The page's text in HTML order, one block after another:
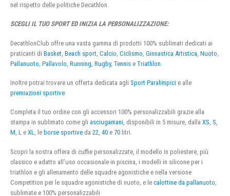
nel rispetto delle politiche Decathlon.
SCEGLI IL TUO SPORT ED INIZIA LA PERSONALIZZAZIONE:
DecathlonClub offre una vasta gamma di prodotti 100% sublimati dedicati ai
praticanti di Basket Beach sport Calcio Ciclismo Ginnastica Artistica Nuoto
Pallanuoto Pallavolo Running Rugby, Tennis e Triathlon
Inoltre potrai trovare un offerta dedicata agli Sport Paralimpici e alle
premiazioni sportive
Completa il tuo ordine con gli accessori 100% personalizzabili grazie alla
stampa in sublimato come gli asciugamani, disponibili in 5 misure, dalla XS, S,
M, L e XL, le borse sportive da 22, 40 e 70 litri.
Scopri la nostra offera di cuffie personalizzate, il modello in poliestere, più
classico e adatto all’uso occasionale in piscina, i modelli in silicone per i
triathlon e gli allenamento delle squadre agonistiche e nella versione
Competition per le squadre agonistiche di nuoto, e le calottine da pallanuoto
sublimate e 100% personalizzabili